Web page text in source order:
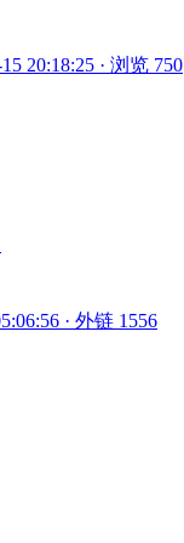
20:18:25 · 浏览 750
· 外链 1556